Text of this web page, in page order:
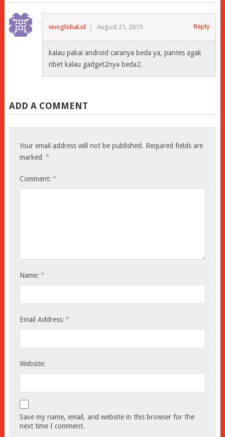
vivoglobal.id August 21, 2015 Reply
kalau pakai android caranya beda ya, pantes agak
ribet kalau gadget2nya beda2.
ADD A COMMENT
Your email address will not be published. Required fields are
marked *
Comment: *
Name: *
Email Address: *
Website:
Save my name, email, and website in this browser for the
next time I comment.